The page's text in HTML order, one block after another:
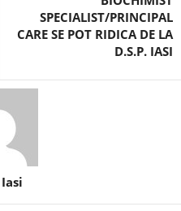
SPECIALIST/PRINCIPAL
CARE SE POT RIDICA DE LA
D.S.P. IASI